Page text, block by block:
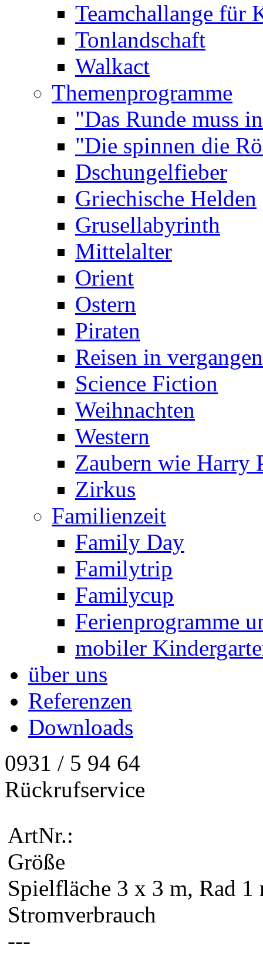
Teamchallange für
Tonlandschaft
Walkact
Themenprogramme
"Das Runde muss
"Die spinnen die
Dschungelfieber
Griechische Helden
Grusellabyrinth
Mittelalter
Orient
Ostern
Piraten
Reisen in
Science Fiction
Weihnachten
Western
Zaubern wie Harry
Zirkus
Familienzeit
Family Day
Familytrip
Familycup
Ferienprogramme
mobiler
über uns
Referenzen
Downloads
0931 / 5 94 64
Rückrufservice
ArtNr.:
Größe
Spielfläche 3 x 3 m, Rad 1
Stromverbrauch
---